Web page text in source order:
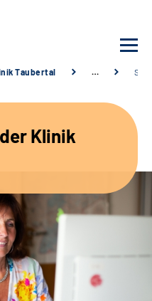
Taubertal …
Klinik